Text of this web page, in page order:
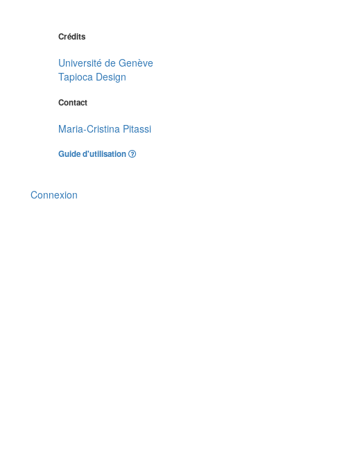
Crédits
Université de Genève
Tapioca Design
Contact
Maria-Cristina Pitassi
Guide d'utilisation
Connexion